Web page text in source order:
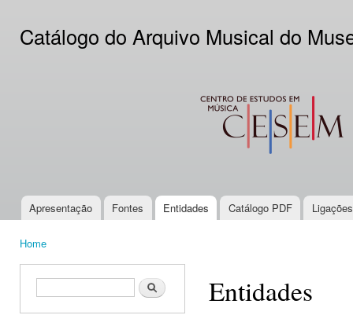
Catálogo do Arquivo Musical do
CESEM
Main menu
Apresentação Fontes Entidades Catálogo PDF
Home
Search form Search Entidades